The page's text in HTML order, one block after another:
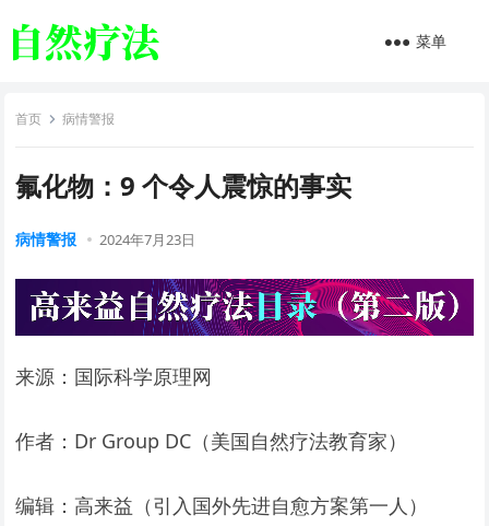
菜单
首页 病情警报
氟化物：9 个令人震惊的事实
病情警报 2024年7月23日
来源：国际科学原理网
作者：Dr Group DC（美国自然疗法教育家）
编辑：高来益（引入国外先进自愈方案第一人）